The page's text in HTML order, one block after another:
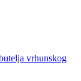
vrhunskog